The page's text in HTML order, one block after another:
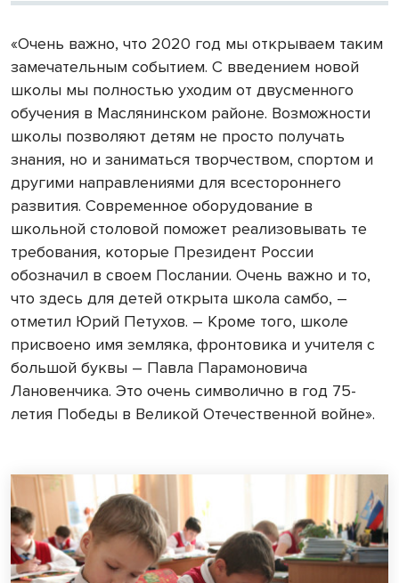
«Очень важно, что 2020 год мы открываем таким
замечательным событием. С введением новой
школы мы полностью уходим от двусменного
обучения в Маслянинском районе. Возможности
школы позволяют детям не просто получать
знания, но и заниматься творчеством, спортом и
другими направлениями для всестороннего
развития. Современное оборудование в
школьной столовой поможет реализовывать те
требования, которые Президент России
обозначил в своем Послании. Очень важно и то,
что здесь для детей открыта школа самбо, –
отметил Юрий Петухов. – Кроме того, школе
присвоено имя земляка, фронтовика и учителя с
большой буквы – Павла Парамоновича
Лановенчика. Это очень символично в год 75-
летия Победы в Великой Отечественной войне».